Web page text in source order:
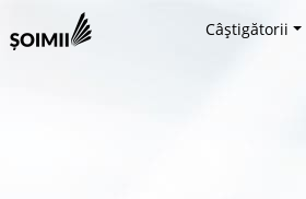
Câștigătorii